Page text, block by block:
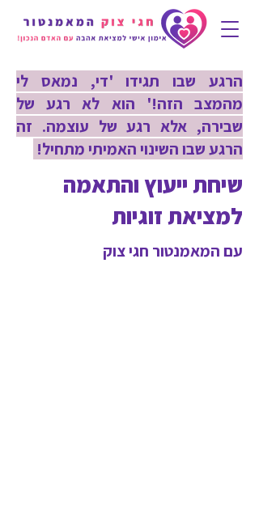
הרגע שבו תגידו 'די, נמאס לי
מהמצב הזה!' הוא לא רגע של
שבירה, אלא רגע של עוצמה. זה
הרגע שבו השינוי האמיתי מתחיל!
שיחת ייעוץ והתאמה
למציאת זוגיות
עם המאמנטור חגי צוק